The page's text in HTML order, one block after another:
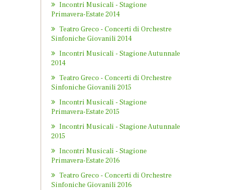
Incontri Musicali - Stagione
Primavera-Estate 2014
Teatro Greco - Concerti di Orchestre
Sinfoniche Giovanili 2014
Incontri Musicali - Stagione Autunnale
2014
Teatro Greco - Concerti di Orchestre
Sinfoniche Giovanili 2015
Incontri Musicali - Stagione
Primavera-Estate 2015
Incontri Musicali - Stagione Autunnale
2015
Incontri Musicali - Stagione
Primavera-Estate 2016
Teatro Greco - Concerti di Orchestre
Sinfoniche Giovanili 2016